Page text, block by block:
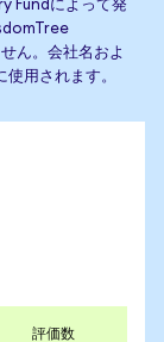
Fundによって発
ん。会社名およ
用されます。
評価数